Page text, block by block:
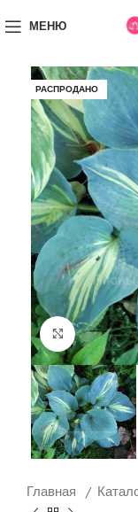
МЕНЮ
РАСПРОДАНО
Главная